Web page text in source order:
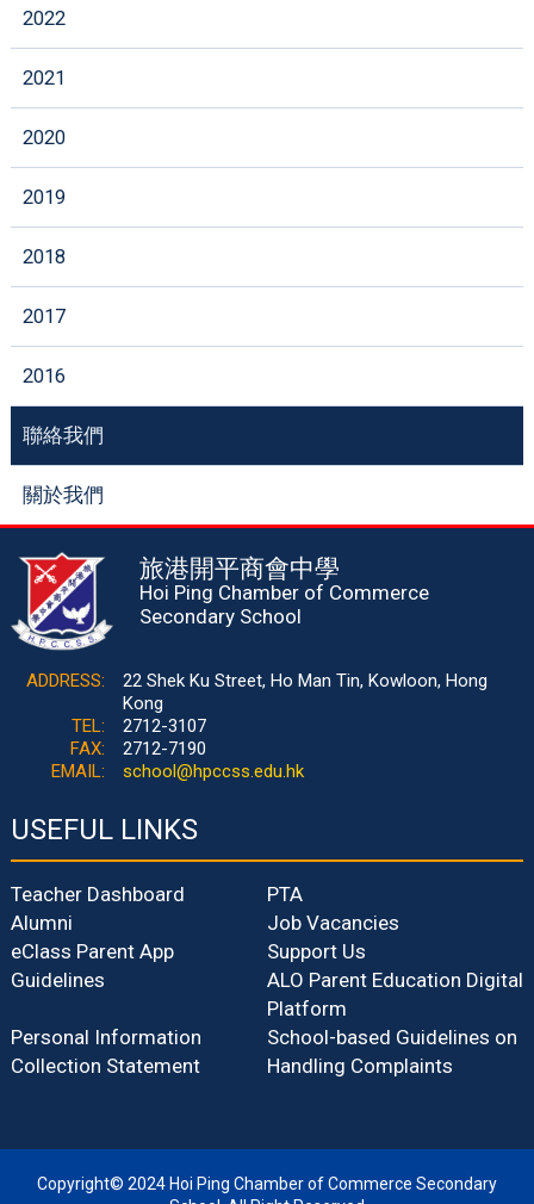
2022
2021
2020
2019
2018
2017
2016
聯絡我們
關於我們
旅港開平商會中學
Hoi Ping Chamber of Commerce
Secondary School
ADDRESS:
22 Shek Ku Street, Ho Man Tin, Kowloon, Hong
Kong
TEL:
2712-3107
FAX:
2712-7190
EMAIL:
school@hpccss.edu.hk
USEFUL LINKS
Teacher Dashboard
PTA
Alumni
Job Vacancies
eClass Parent App
Guidelines
Support Us
ALO Parent Education Digital
Platform
Personal Information
Collection Statement
School-based Guidelines on
Handling Complaints
Copyright© 2024 Hoi Ping Chamber of Commerce Secondary